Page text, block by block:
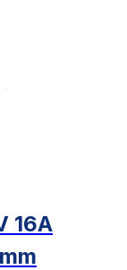
16A